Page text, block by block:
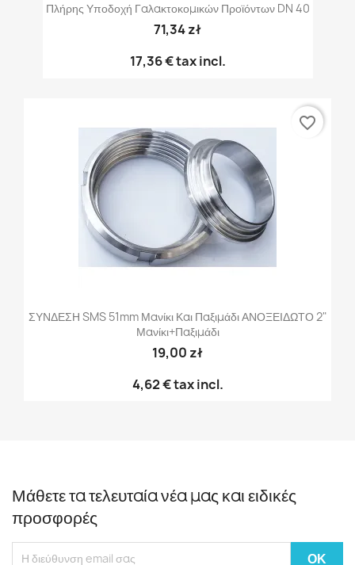
Πλήρης Υποδοχή Γαλακτοκομικών Προϊόντων DN 40
71,34 zł
17,36 €tax incl.
ΣΥΝΔΕΣΗ SMS 51mm Μανίκι Και Παξιμάδι ΑΝΟΞΕΙΔΩΤΟ 2"
Μανίκι+παξιμάδι
19,00 zł
4,62 €tax incl.
favorite_border
Μάθετε τα τελευταία νέα μας και ειδικές
προσφορές